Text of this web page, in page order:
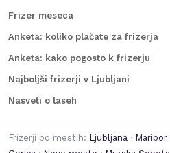
Frizer meseca
Anketa: koliko plačate za frizerja
Anketa: kako pogosto k frizerju
Najboljši frizerji v Ljubljani
Nasveti o laseh
Frizerji po mestih: Ljubljana · Maribor